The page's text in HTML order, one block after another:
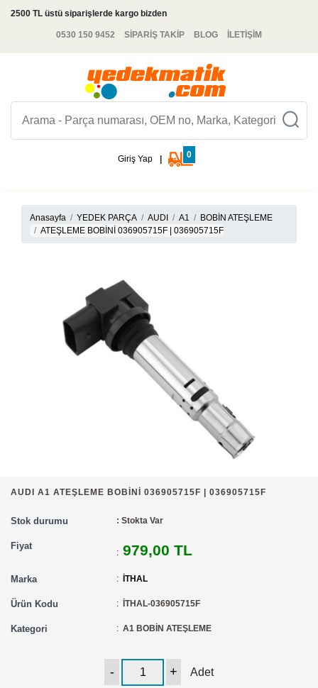
2500 TL üstü siparişlerde kargo bizden
0530 150 9452 SİPARİŞ TAKİP BLOG İLETİŞİM
Giriş Yap 0
Anasayfa YEDEK PARÇA AUDI A1
BOBİN ATEŞLEME
ATEŞLEME BOBİNİ 036905715F | 036905715F
AUDI A1 ATEŞLEME BOBİNİ 036905715F | 036905715F
Stok durumu : Stokta Var
Fiyat
:979,00 TL
Marka :İTHAL
Ürün Kodu :İTHAL-036905715F
Kategori :A1 BOBİN ATEŞLEME
Adet